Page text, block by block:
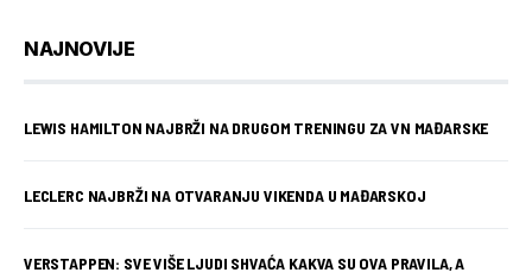
NAJNOVIJE
LEWIS HAMILTON NAJBRŽI NA DRUGOM TRENINGU ZA VN MAĐARSKE
LECLERC NAJBRŽI NA OTVARANJU VIKENDA U MAĐARSKOJ
VERSTAPPEN: SVE VIŠE LJUDI SHVAĆA KAKVA SU OVA PRAVILA, A